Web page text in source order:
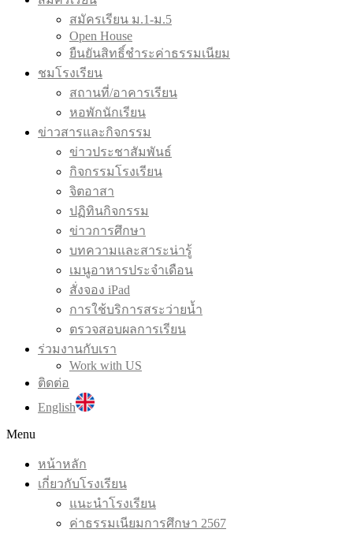
สมัครเรียน ม.1-ม.5
Open House
ยืนยันสิทธิ์ชำระค่าธรรมเนียม
ชมโรงเรียน
สถานที่/อาคารเรียน
หอพักนักเรียน
ข่าวสารและกิจกรรม
ข่าวประชาสัมพันธ์
กิจกรรมโรงเรียน
จิตอาสา
ปฏิทินกิจกรรม
ข่าวการศึกษา
บทความและสาระน่ารู้
เมนูอาหารประจำเดือน
สั่งจอง iPad
การใช้บริการสระว่ายน้ำ
ตรวจสอบผลการเรียน
ร่วมงานกับเรา
Work with US
ติดต่อ
English
Menu
หน้าหลัก
เกี่ยวกับโรงเรียน
แนะนำโรงเรียน
ค่าธรรมเนียมการศึกษา 2567